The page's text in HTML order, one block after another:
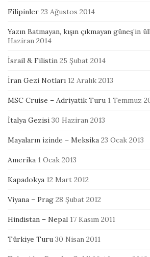
Filipinler 23 Ağustos 2014
Yazın Batmayan, kışın çıkmayan güneş’in
Haziran 2014
İsrail & Filistin 25 Şubat 2014
İran Gezi Notları 12 Aralık 2013
MSC Cruise – Adriyatik Turu 1 Temmuz
İtalya Gezisi 30 Haziran 2013
Mayaların izinde – Meksika 23 Ocak 2013
Amerika 1 Ocak 2013
Kapadokya 12 Mart 2012
Viyana – Prag 28 Şubat 2012
Hindistan – Nepal 17 Kasım 2011
Türkiye Turu 30 Nisan 2011